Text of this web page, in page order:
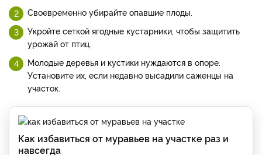
Своевременно убирайте опавшие плоды.
Укройте сеткой ягодные кустарники, чтобы защитить
урожай от птиц.
Молодые деревья и кустики нуждаются в опоре.
Установите их, если недавно высадили саженцы на
участок.
Как избавиться от муравьев на участке раз и
навсегда